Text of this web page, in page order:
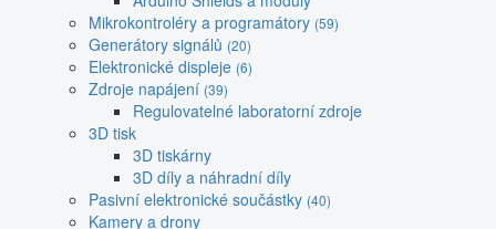
Mikrokontroléry a programátory (59)
Generátory signálů (20)
Elektronické displeje (6)
Zdroje napájení (39)
Regulovatelné laboratorní zdroje
3D tisk
3D tiskárny
3D díly a náhradní díly
Pasivní elektronické součástky (40)
Kamery a drony